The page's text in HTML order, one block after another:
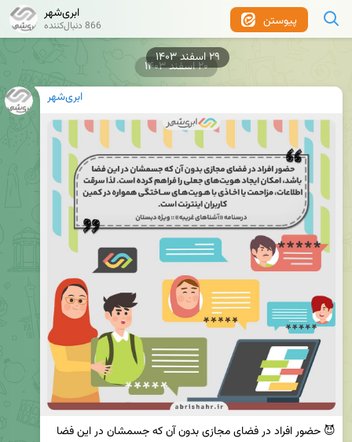
پیوستن ابری‌شهر
866 دنبال‌کننده
ابری‌شهر
۲۰ اسفند ۱۴۰۳